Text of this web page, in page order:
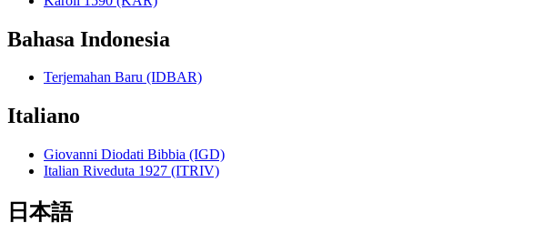
Bahasa Indonesia
Terjemahan Baru (IDBAR)
Italiano
Giovanni Diodati Bibbia (IGD)
Italian Riveduta 1927 (ITRIV)
日本語